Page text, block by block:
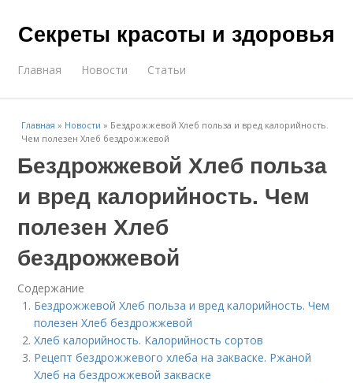
Секреты красоты и здоровья
Главная Новости Статьи
Главная » Новости » Бездрожжевой Хлеб польза и вред калорийность.
Чем полезен Хлеб бездрожжевой
Бездрожжевой Хлеб польза
и вред калорийность. Чем
полезен Хлеб
бездрожжевой
Содержание
Бездрожжевой Хлеб польза и вред калорийность. Чем
полезен Хлеб бездрожжевой
Хлеб калорийность. Калорийность сортов
Рецепт бездрожжевого хлеба на закваске. Ржаной
Хлеб на бездрожжевой закваске